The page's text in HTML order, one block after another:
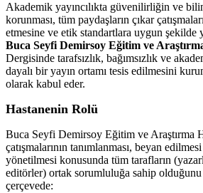
Akademik yayıncılıkta güvenilirliğin ve
korunması, tüm paydaşların çıkar
etmesine ve etik standartlara uygun şekilde
Buca Seyfi Demirsoy Eğitim ve
Dergisinde tarafsızlık, bağımsızlık ve
dayalı bir yayın ortamı tesis edilmesini
olarak kabul eder.
Hastanenin Rolü
Buca Seyfi Demirsoy Eğitim ve Araştırma
çatışmalarının tanımlanması, beyan
yönetilmesi konusunda tüm tarafların
editörler) ortak sorumluluğa sahip
çerçevede: